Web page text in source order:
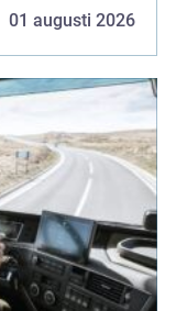
01 augusti 2026